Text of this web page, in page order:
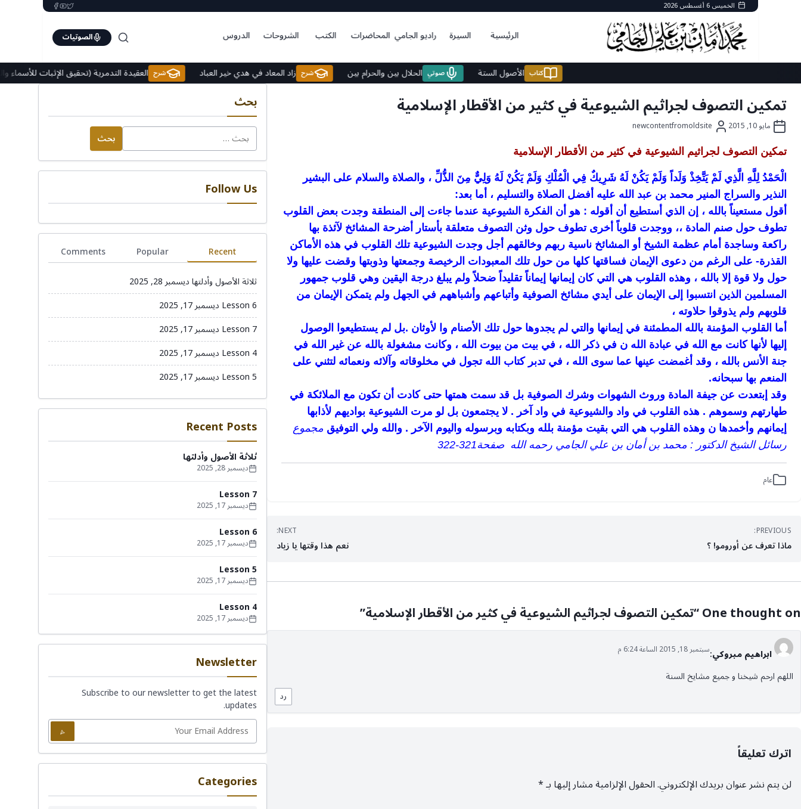
الخميس 6 أغسطس 2026
الرئيسية السيرة راديو الجامي المحاضرات الكتب الشروحات الدروس الصوتيات
كتاب الأصول الستة صوتي الحلال بين والحرام بين شرح زاد المعاد في هدي خير العباد شرح العقيدة التدمرية (تحقيق الإثبات
تمكين التصوف لجراثيم الشيوعية في كثير من الأقطار الإسلامية
مايو 10, 2015
تمكين التصوف لجراثيم الشيوعية في كثير من الأقطار الإسلامية
الْحَمْدُ لِلَّهِ الَّذِي لَمْ يَتَّخِذْ وَلَداً وَلَمْ يَكُنْ لَهُ شَرِيكٌ فِي الْمُلْكِ وَلَمْ يَكُنْ لَهُ وَلِيٌّ مِنَ الذُّلِّ ، والصلاة والسلام على البشير
النذير والسراج المنير محمد بن عبد الله عليه أفضل الصلاة والتسليم ، أما بعد:
أقول مستعيناً بالله ، إن الذي أستطيع أن أقوله : هو أن الفكرة الشيوعية عندما جاءت إلى المنطقة وجدت بعض القلوب
تطوف حول صنم المادة ،، ووجدت قلوباً أخرى تطوف حول وثن التصوف متعلقة بأستار أضرحة المشائخ لآئذة بها
راكعة وساجدة أمام عظمة الشيخ أو المشائخ ناسية ربهم وخالقهم أجل وجدت الشيوعية تلك القلوب في هذه الأماكن
القذرة- على الرغم من دعوى الإيمان فساقتها كلها من حول تلك المعبودات الرخيصة وجمعتها وذوبتها وقضت عليها ولا
حول ولا قوة إلا بالله ، وهذه القلوب هي التي كان إيمانها إيماناً تقليداً ضحلاً ولم يبلغ درجة اليقين وهي قلوب جمهور
المسلمين الذين انتسبوا إلى الإيمان على أيدي مشائخ الصوفية وأتباعهم وأشباههم في الجهل ولم يتمكن الإيمان من
قلوبهم ولم يذوقوا حلاوته ،
أما القلوب المؤمنة بالله المطمئنة في إيمانها والتي لم يجدوها حول تلك الأصنام وا لأوثان .بل لم يستطيعوا الوصول
إليها لأنها كانت مع الله في عبادة الله ن في ذكر الله ، في بيت من بيوت الله ، وكانت مشغولة بالله عن غير الله في
جنة الأنس بالله ، وقد أغمضت عينها عما سوى الله ، في تدبر كتاب الله تجول في مخلوقاته وآلائه ونعمائه لتثني على
المنعم بها سبحانه.
وقد إبتعدت عن جيفة المادة وروث الشهوات وشرك الصوفية بل قد سمت همتها حتى كادت أن تكون مع الملائكة في
طهارتهم وسموهم . هذه القلوب في واد والشيوعية في واد آخر . لا يجتمعون بل لو مرت الشيوعية بواديهم لأذابها
إيمانهم وأخمدها ن وهذه القلوب هي التي بقيت مؤمنة بلله وبكتابه وبرسوله واليوم الآخر . والله ولي التوفيق مجموع
رسائل الشيخ الدكتور : محمد بن أمان بن علي الجامي رحمه الله صفحة321-322
عام
تصفّح
المقالات
PREVIOUS:
ماذا تعرف عن أورومو! ؟
NEXT:
نعم هذا وقتها يا زياد
One thought on “ تمكين التصوف لجراثيم الشيوعية في كثير من الأقطار الإسلامية”
ابراهيم مبروكي:سبتمبر 18, 2015 الساعة 6:24 م
اللهم ارحم شيخنا و جميع مشايخ السنة
رد
اترك تعليقاً
لن يتم نشر عنوان بريدك الإلكتروني.الحقول الإلزامية مشار إليها بـ*
بحث
البحث
عن:
Follow Us
Recent
Popular
Comments
ثلاثة الأصول وأدلتهاديسمبر 28, 2025
Lesson 6 ديسمبر 17, 2025
Lesson 7 ديسمبر 17, 2025
Lesson 4 ديسمبر 17, 2025
Lesson 5 ديسمبر 17, 2025
Recent Posts
ثلاثة الأصول وأدلتها
ديسمبر 28, 2025
Lesson 7
ديسمبر 17, 2025
Lesson 6
ديسمبر 17, 2025
Lesson 5
ديسمبر 17, 2025
Lesson 4
ديسمبر 17, 2025
Newsletter
Subscribe to our newsletter to get the latest
updates.
Categories